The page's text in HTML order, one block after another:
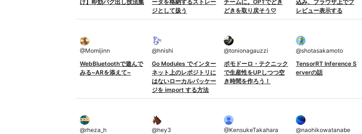
け】即効バグ出し技法集
ータを格納するストレー
ジとして扱う
チームに。OPTでどき
どきを取り戻そう♡
込み、ブラウザ上でプ
レビュー表示する
@Momijinn
WebBluetoothで遊んで
みる~ARを添えて~
@hnishi
Go Modules でインター
ネット上のレポジトリに
はないローカルパッケー
ジを import する方法
@tonionagauzzi
ポモドーロ・テクニック
で生産性をUPしつつ空
き時間を作ろう！
@shotasakamoto
TensorRT Inference S
erverの話
@rheza_h
@hey3
@KensukeTakahara
@naohikowatanabe